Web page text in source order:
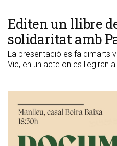
Editen un llibre
solidaritat amb
La presentació es fa dimarts
Vic, en un acte on es llegiran